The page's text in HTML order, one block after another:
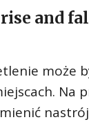
and
może
Na